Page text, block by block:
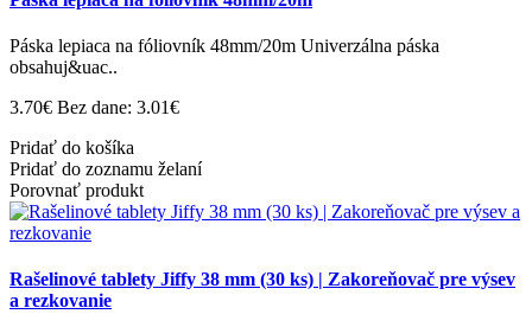
Páska lepiaca na fóliovník 48mm/20m Univerzálna páska
obsahuj&uac..
3.70€ Bez dane: 3.01€
Pridať do košíka
Pridať do zoznamu želaní
Porovnať produkt
Rašelinové tablety Jiffy 38 mm (30 ks) | Zakoreňovač pre výsev
a rezkovanie